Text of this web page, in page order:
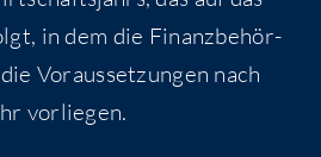
in dem die Finanz­be­hör­
Vor­aus­set­zun­gen nach
vorliegen.